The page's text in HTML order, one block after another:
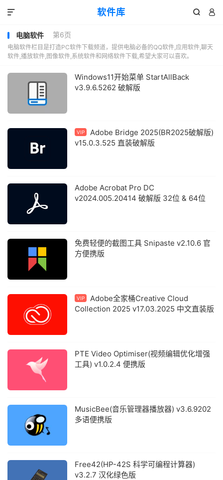
软件库  

电脑软件 第6页
电脑软件栏目是打造PC软件下载频道，提供电脑必备的QQ软件,应用软件,聊天
软件,播放软件,图像软件,系统软件和网络软件下载,希望大家可以喜欢。
Windows11开始菜单 StartAllBack
v3.9.6.5262 破解版
VIP
Adobe Bridge 2025(BR2025破解版)
v15.0.3.525 直装破解版
Adobe Acrobat Pro DC
v2024.005.20414 破解版 32位 & 64位
免费轻便的截图工具 Snipaste v2.10.6 官
方便携版
VIP
Adobe全家桶Creative Cloud
Collection 2025 v17.03.2025 中文直装版
PTE Video Optimiser(视频编辑优化增强
工具) v1.0.2.4 便携版
MusicBee(音乐管理器播放器) v3.6.9202
多语便携版
Free42(HP-42S 科学可编程计算器)
v3.2.7 汉化绿色版